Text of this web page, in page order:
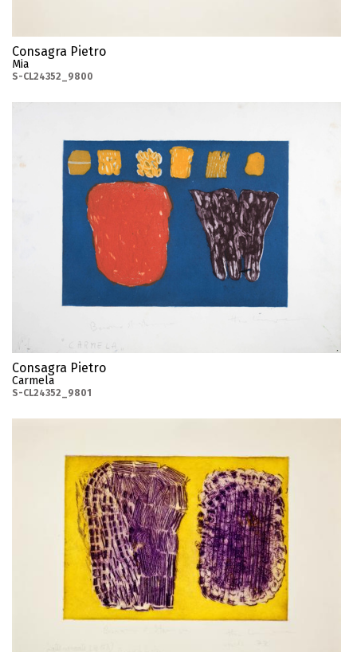
Consagra Pietro
Mia
S-CL24352_9800
Consagra Pietro
Carmela
S-CL24352_9801